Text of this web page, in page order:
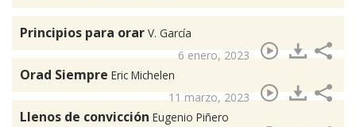
Principios para orar V. García
6 enero, 2023
Orad Siempre Eric Michelen
11 marzo, 2023
Llenos de convicción Eugenio Piñero